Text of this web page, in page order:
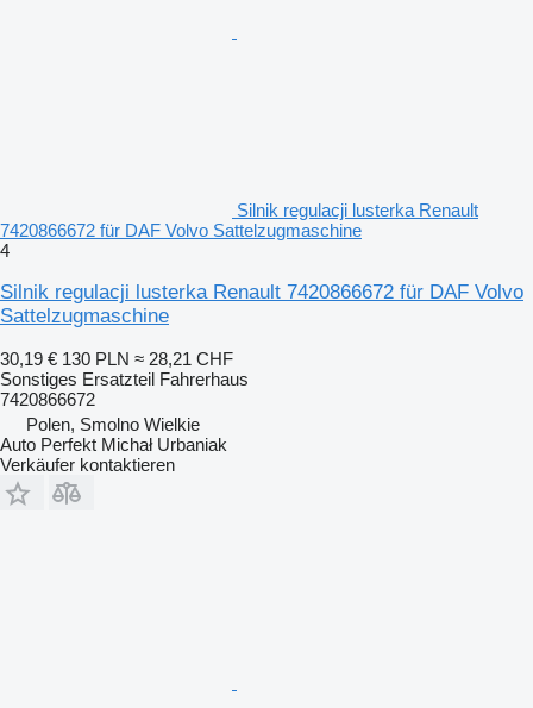
Silnik regulacji lusterka Renault
7420866672 für DAF Volvo Sattelzugmaschine
4
Silnik regulacji lusterka Renault 7420866672 für DAF Volvo
Sattelzugmaschine
30,19 € 130 PLN ≈ 28,21 CHF
Sonstiges Ersatzteil Fahrerhaus
7420866672
Polen, Smolno Wielkie
Auto Perfekt Michał Urbaniak
Verkäufer kontaktieren